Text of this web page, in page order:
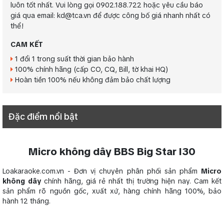
luôn tốt nhất. Vui lòng gọi 0902.188.722 hoặc yêu cầu báo
giá qua email: kd@tca.vn để được công bố giá nhanh nhất có
thể!
CAM KẾT
1 đổi 1 trong suất thời gian bảo hành
100% chính hãng (cấp CO, CQ, Bill, tờ khai HQ)
Hoàn tiền 100% nếu không đảm bảo chất lượng
Đặc điểm nổi bật
Micro không dây BBS Big Star I30
Loakaraoke.com.vn - Đơn vị chuyên phân phối sản phẩm Micro
không dây chính hãng, giá rẻ nhất thị trường hiện nay. Cam kết
sản phẩm rõ nguồn gốc, xuất xứ, hàng chính hãng 100%, bảo
hành 12 tháng.